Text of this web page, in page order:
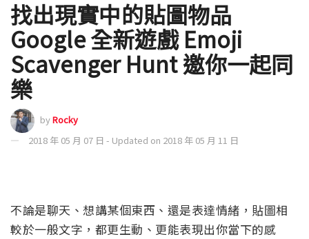
找出現實中的貼圖物品
Google 全新遊戲 Emoji
Scavenger Hunt 邀你一起同
樂
byRocky
2018 年 05 月 07 日 - Updated on 2018 年 05 月 11 日
不論是聊天、想講某個東西、還是表達情緒，貼圖相
較於一般文字，都更生動、更能表現出你當下的感